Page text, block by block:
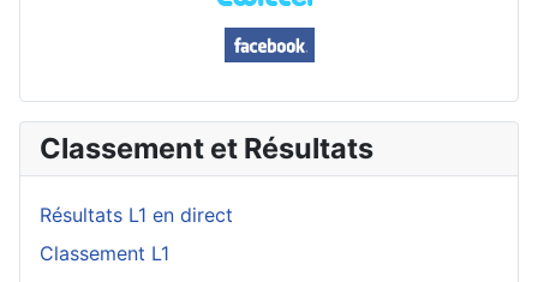
Classement et Résultats
Résultats L1 en direct
Classement L1